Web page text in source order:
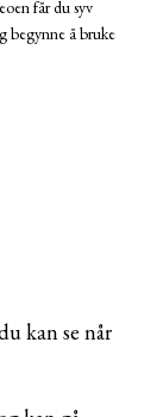
får du syv
begynne å bruke
kan se når